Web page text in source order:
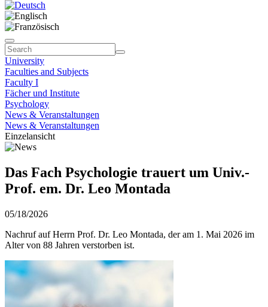
University
Faculties and Subjects
Faculty I
Fächer und Institute
Psychology
News & Veranstaltungen
News & Veranstaltungen
Einzelansicht
Das Fach Psychologie trauert um Univ.-
Prof. em. Dr. Leo Montada
05/18/2026
Nachruf auf Herrn Prof. Dr. Leo Montada, der am 1. Mai 2026 im
Alter von 88 Jahren verstorben ist.